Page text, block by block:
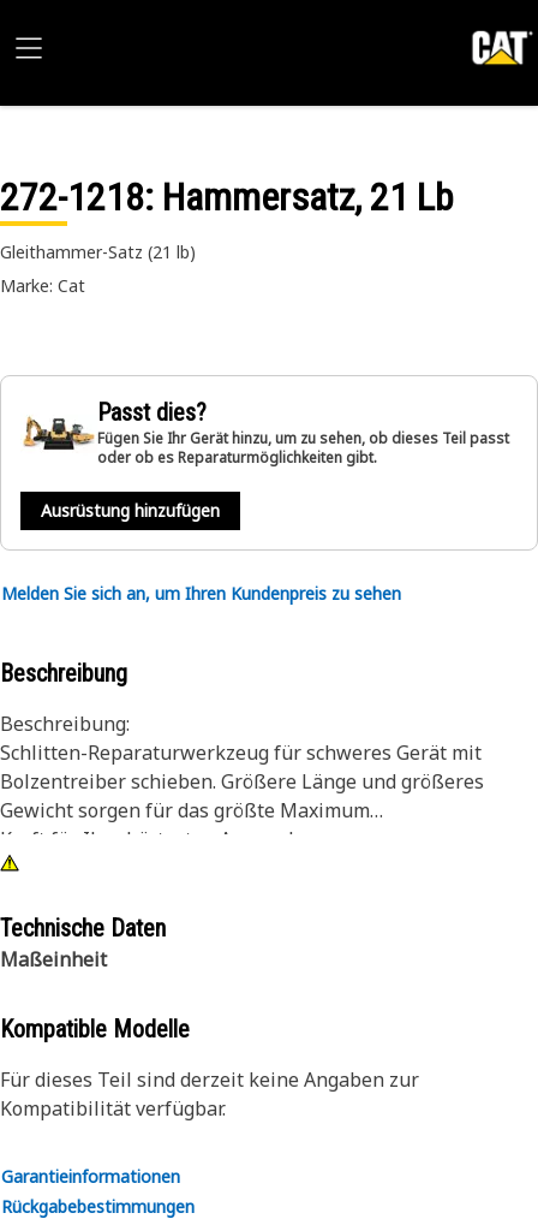
272-1218: Hammersatz, 21 Lb
Gleithammer-Satz (21 lb)
Marke: Cat
Passt dies?
Fügen Sie Ihr Gerät hinzu, um zu sehen, ob dieses Teil passt
oder ob es Reparaturmöglichkeiten gibt.
Ausrüstung hinzufügen
Melden Sie sich an, um Ihren Kundenpreis zu sehen
Beschreibung
Beschreibung:
Schlitten-Reparaturwerkzeug für schweres Gerät mit
Bolzentreiber schieben. Größere Länge und größeres
Gewicht sorgen für das größte Maximum
Kraft für Ihre härtesten Anwendungen.
9,5 kg (21 lb) 46 Zoll (1168 mm) Gleitvorschlaghammer mit
2 Zoll (50,8 mm) Bolzentreiber und Aufbewahrungstasche
Anwendung:
Händlerwerkzeug
Weitere Informationen finden Sie in Ihrer
Betriebsanleitung oder erhalten Sie von Ihrem lokalen Cat-
Technische Daten
Maßeinheit
Kompatible Modelle
Für dieses Teil sind derzeit keine Angaben zur
Kompatibilität verfügbar.
Garantieinformationen
Rückgabebestimmungen